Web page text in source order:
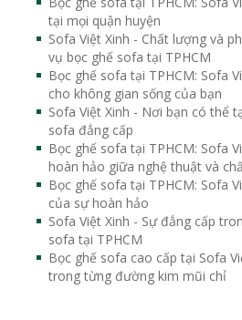
tại mọi quận huyện
Sofa Việt Xinh - Chất lượng và
vụ bọc ghế sofa tại TPHCM
Bọc ghế sofa tại TPHCM: Sofa
cho không gian sống của bạn
Sofa Việt Xinh - Nơi bạn có thể
sofa đẳng cấp
Bọc ghế sofa tại TPHCM: Sofa
hoàn hảo giữa nghệ thuật và
Bọc ghế sofa tại TPHCM: Sofa
của sự hoàn hảo
Sofa Việt Xinh - Sự đẳng cấp
sofa tại TPHCM
Bọc ghế sofa cao cấp tại Sofa
trong từng đường kim mũi chỉ